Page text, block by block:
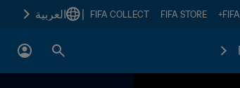
FIFA+
FIFA STORE
FIFA COLLECT العربية